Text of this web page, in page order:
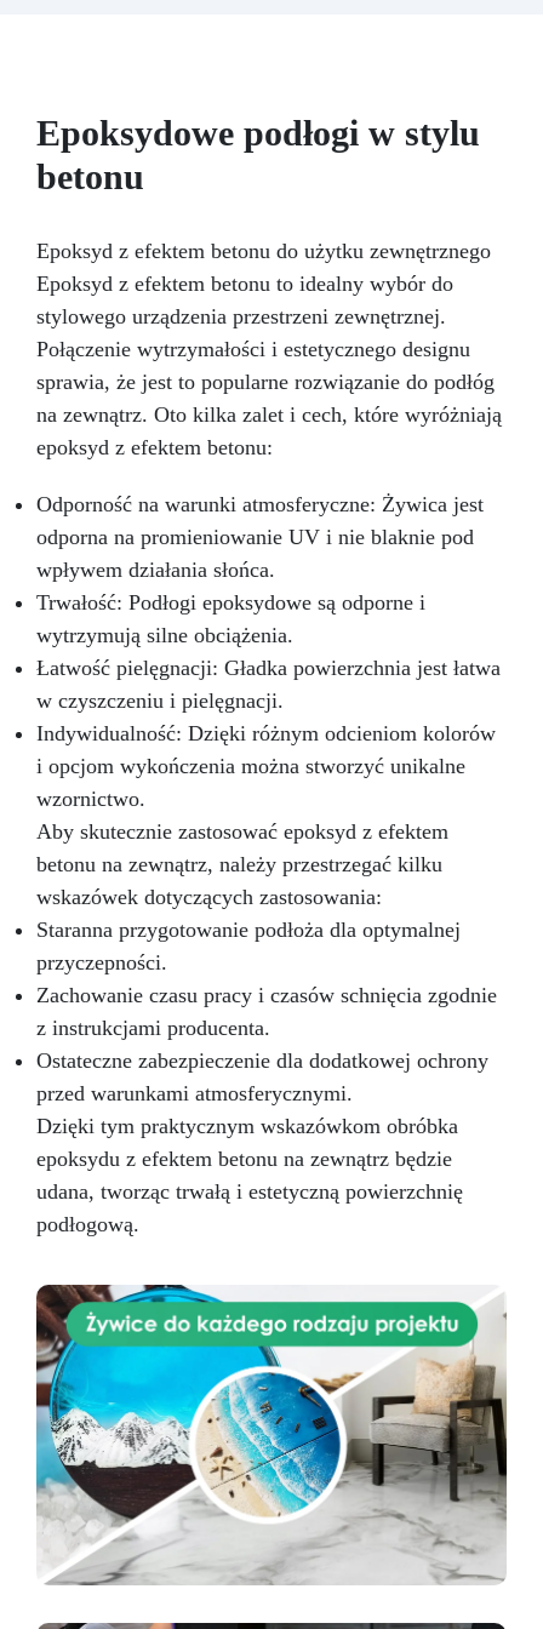
migoczące światła świąteczne
500 g szybko
schnącej beżowej żywicy Polyform do barwienia
(30 minut)
niebieskim po 25 ml każdy w prezencie! Dzięki
temu zestawowi każdą twórczość przekształć w
wyjątkową pamiątkę świąteczną. Żywica
Polyform ma jasny beżowy kolor, ale dodając
biały kolor, można uzyskać różne odcienie
białego koloru śniegu. Pozwól swojej wyobraźni
wzbić się w górę i napełnij swój dom
świątecznym, kreatywnym i zupełnie
wyjątkowym duchem. Boże Narodzenie z
pełne kreatywności, iskier i radosnych wibracji!
Epoksydowe podłogi w stylu
betonu
Epoksyd z efektem betonu do użytku zewnętrznego
Epoksyd z efektem betonu to idealny wybór do
stylowego urządzenia przestrzeni zewnętrznej.
Połączenie wytrzymałości i estetycznego designu
sprawia, że jest to popularne rozwiązanie do podłóg
na zewnątrz. Oto kilka zalet i cech, które wyróżniają
epoksyd z efektem betonu:
Odporność na warunki atmosferyczne: Żywica jest
odporna na promieniowanie UV i nie blaknie pod
wpływem działania słońca.
Trwałość: Podłogi epoksydowe są odporne i
wytrzymują silne obciążenia.
Łatwość pielęgnacji: Gładka powierzchnia jest łatwa
w czyszczeniu i pielęgnacji.
Indywidualność: Dzięki różnym odcieniom kolorów
i opcjom wykończenia można stworzyć unikalne
wzornictwo.
Aby skutecznie zastosować epoksyd z efektem
betonu na zewnątrz, należy przestrzegać kilku
wskazówek dotyczących zastosowania:
Staranna przygotowanie podłoża dla optymalnej
przyczepności.
Zachowanie czasu pracy i czasów schnięcia zgodnie
z instrukcjami producenta.
Ostateczne zabezpieczenie dla dodatkowej ochrony
przed warunkami atmosferycznymi.
Dzięki tym praktycznym wskazówkom obróbka
epoksydu z efektem betonu na zewnątrz będzie
udana, tworząc trwałą i estetyczną powierzchnię
podłogową.